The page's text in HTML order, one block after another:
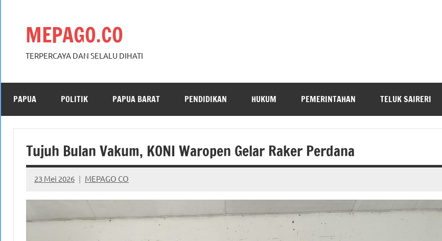
MEPAGO.CO
TERPERCAYA DAN SELALU DIHATI
PAPUA POLITIK PAPUA BARAT PENDIDIKAN HUKUM PEMERINTAHAN TELUK SAIRERI
Tujuh Bulan Vakum, KONI Waropen Gelar Raker Perdana
23 Mei 2026 MEPAGO CO
No
comments